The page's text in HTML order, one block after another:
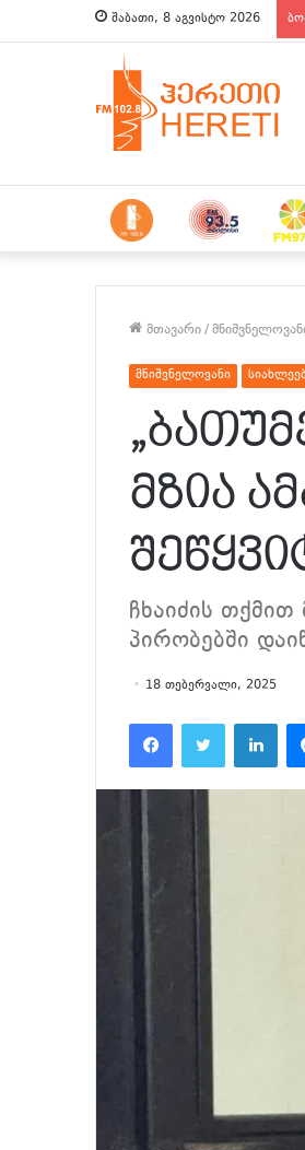
შაბათი, 8 აგვისტო 2026
მთავარი/
მნიშვნელოვანი
მზია
ჩხაიძის
პირობებში
18 თებერვალი, 2025